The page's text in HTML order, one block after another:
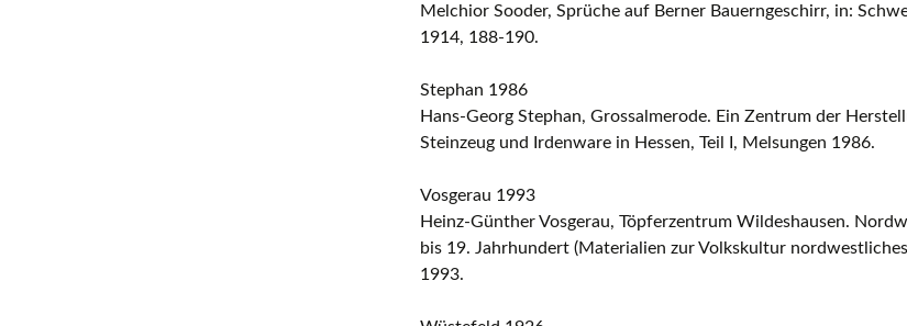
Melchior Sooder, Sprüche auf Berner Bauerngeschirr, in:
1914, 188-190.
Stephan 1986
Hans-Georg Stephan, Grossalmerode. Ein Zentrum der
Steinzeug und Irdenware in Hessen, Teil I, Melsungen 1986.
Vosgerau 1993
Heinz-Günther Vosgerau, Töpferzentrum Wildeshausen.
bis 19. Jahrhundert (Materialien zur Volkskultur
1993.